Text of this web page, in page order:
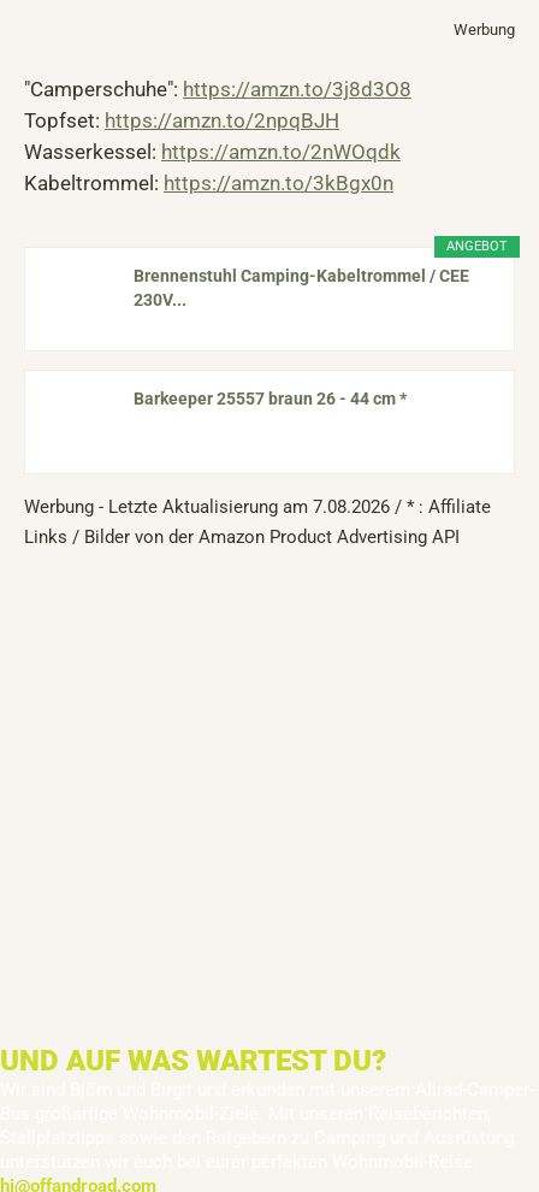
Werbung
"Camperschuhe": https://amzn.to/3j8d3O8
Topfset: https://amzn.to/2npqBJH
Wasserkessel: https://amzn.to/2nWOqdk
Kabeltrommel: https://amzn.to/3kBgx0n
ANGEBOT
Brennenstuhl Camping-Kabeltrommel / CEE
230V...
Barkeeper 25557 braun 26 - 44 cm *
Werbung - Letzte Aktualisierung am 7.08.2026 / * : Affiliate
Links / Bilder von der Amazon Product Advertising API
UND AUF WAS WARTEST DU?
hi@offandroad.com